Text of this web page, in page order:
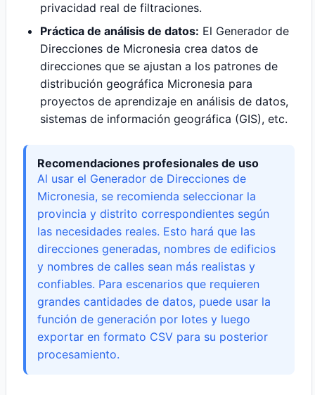
privacidad real de filtraciones.
Práctica de análisis de datos: El Generador de
Direcciones de Micronesia crea datos de
direcciones que se ajustan a los patrones de
distribución geográfica Micronesia para
proyectos de aprendizaje en análisis de datos,
sistemas de información geográfica (GIS), etc.
Recomendaciones profesionales de uso
Al usar el Generador de Direcciones de
Micronesia, se recomienda seleccionar la
provincia y distrito correspondientes según
las necesidades reales. Esto hará que las
direcciones generadas, nombres de edificios
y nombres de calles sean más realistas y
confiables. Para escenarios que requieren
grandes cantidades de datos, puede usar la
función de generación por lotes y luego
exportar en formato CSV para su posterior
procesamiento.